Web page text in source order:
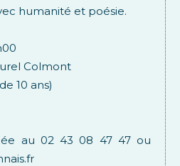
humanité et poésie.
Colmont
10 ans)
au 02 43 08 47 47 ou